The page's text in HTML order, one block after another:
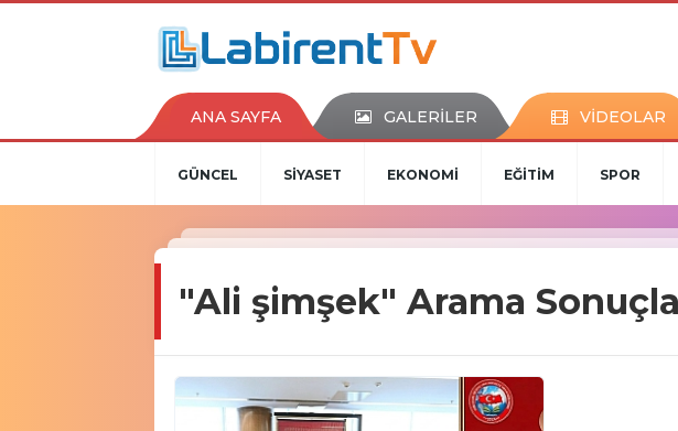
ANA SAYFA GALERİLER VİDEOLAR
GÜNCEL SİYASET EKONOMİ EĞİTİM SPOR
"Ali şimşek" Arama